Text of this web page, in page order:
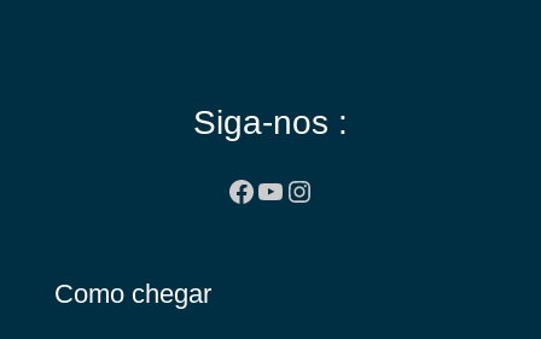
Siga-nos :
Facebook
Youtube
Instagram
Como chegar